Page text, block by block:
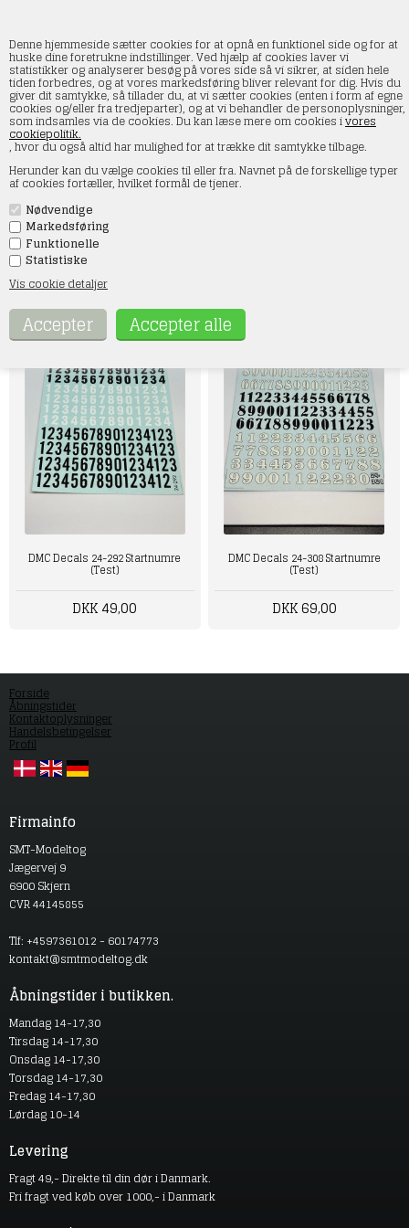
Denne hjemmeside sætter cookies for at opnå en funktionel side og for at
huske dine foretrukne indstillinger. Ved hjælp af cookies laver vi
statistikker og analyserer besøg på vores side så vi sikrer, at siden hele
tiden forbedres, og at vores markedsføring bliver relevant for dig. Hvis du
giver dit samtykke, så tillader du, at vi sætter cookies (enten i form af egne
cookies og/eller fra tredjeparter), og at vi behandler de personoplysninger,
som indsamles via de cookies. Du kan læse mere om cookies ivores
cookiepolitik.
, hvor du også altid har mulighed for at trække dit samtykke tilbage.
Herunder kan du vælge cookies til eller fra. Navnet på de forskellige typer
af cookies fortæller, hvilket formål de tjener.
Nødvendige
Markedsføring
Funktionelle
Statistiske
Vis cookie detaljer
Startnumre 1:24 (Test)
Forside»DMC Decals»Startnumre 1:24 (Test)
Opdag vores udvalg af 'Startnumre 1:24 (Test)' til dine
modelleringsprojekter! I denne kategori finder du diverse tal
klistermærker, perfekte til at tilføje autenticitet og detaljer til dine
at anvende og ideelle til både amatører og erfarne samlere. Giv
dine modeller et personligt præg med disse nøje udvalgte
startnumre. Perfekt til racingmodeller og meget mere! Shop nu og
tag dine kreationer til det næste niveau med vores omhyggeligt
udvalgte startnumre.
DMC Decals 24-292 Startnumre
(Test)
DKK 49,00
DMC Decals 24-308 Startnumre
(Test)
DKK 69,00
Forside
Åbningstider
Kontaktoplysninger
Handelsbetingelser
Profil
Firmainfo
SMT-Modeltog
Jægervej 9
6900 Skjern
CVR 44145855
Tlf: +4597361012 - 60174773
kontakt@smtmodeltog.dk
Åbningstider i butikken.
Mandag 14-17,30
Tirsdag 14-17,30
Onsdag 14-17,30
Torsdag 14-17,30
Fredag 14-17,30
Lørdag 10-14
Levering
Fragt 49,- Direkte til din dør i Danmark.
Fri fragt ved køb over 1000,- i Danmark